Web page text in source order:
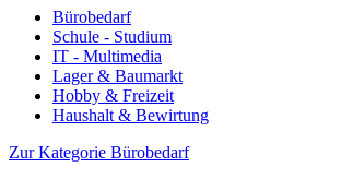
Bürobedarf
Schule - Studium
IT - Multimedia
Lager & Baumarkt
Hobby & Freizeit
Haushalt & Bewirtung
Zur Kategorie Bürobedarf